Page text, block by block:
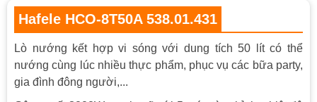
Phụ kiện đi kèm
1 khay nướng, 1 vỉ nướng
Chất liệu Khung
Thép tráng men chất lượng cao, không gỉ
Công suất
Hafele HCO-8T50A 538.01.431
Lò nướng kết hợp vi sóng với dung tích 50 lít có thể
nướng cùng lúc nhiều thực phẩm, phục vụ các bữa party,
gia đình đông người,...